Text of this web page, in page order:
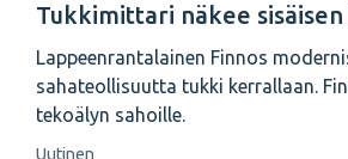
Tukkimittari näkee
Lappeenrantalainen Finnos
sahateollisuutta tukki kerrallaan.
tekoälyn sahoille.
Uutinen